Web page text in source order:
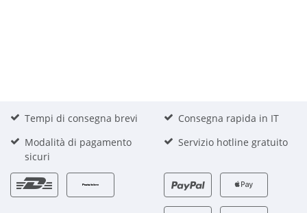
Tempi di consegna brevi
Consegna rapida in IT
Modalità di pagamento
sicuri
Servizio hotline gratuito